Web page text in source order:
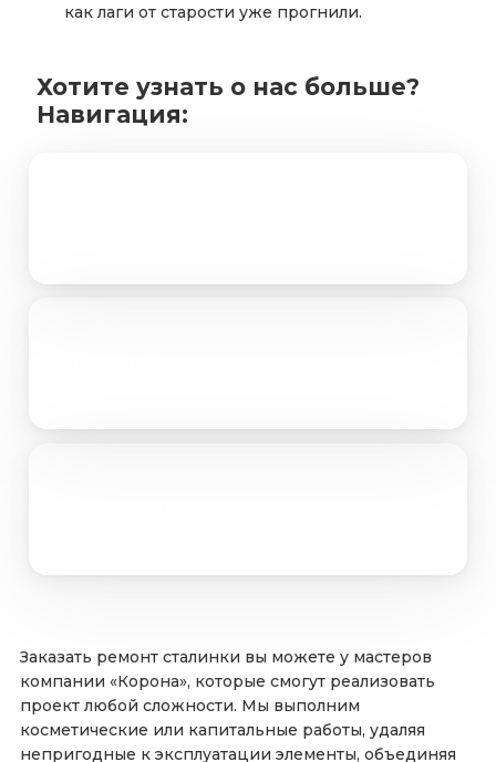
как лаги от старости уже прогнили.
Хотите узнать о нас больше?
Навигация:
Заказать ремонт сталинки вы можете у мастеров
компании «Корона», которые смогут реализовать
проект любой сложности. Мы выполним
косметические или капитальные работы, удаляя
непригодные к эксплуатации элементы, объединяя